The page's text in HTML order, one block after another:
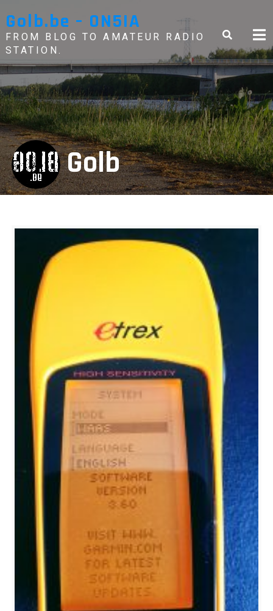
to
content
Golb.be – ON5IA
FROM BLOG TO AMATEUR RADIO
STATION.
Golb